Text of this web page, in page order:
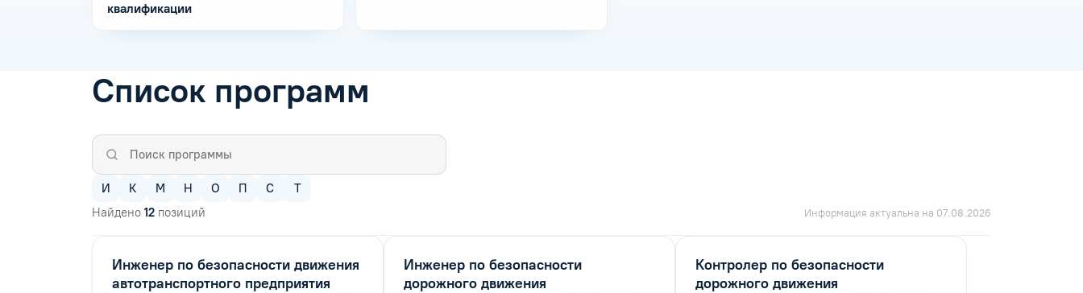
квалификации
Список программ
И К М Н О П С
Т
Найдено 12 позиций Информация актуальна на 07.08.2026
Инженер по безопасности движения
автотранспортного предприятия
Инженер по безопасности
дорожного движения
Контролер по безопасности
дорожного движения